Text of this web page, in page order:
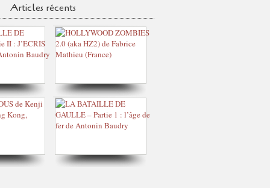
Articles récents